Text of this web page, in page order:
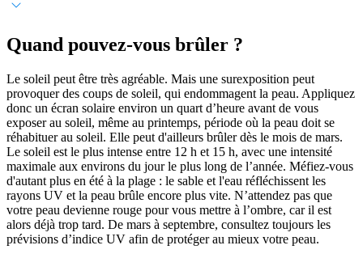
Quand pouvez-vous brûler ?
Le soleil peut être très agréable. Mais une surexposition peut
provoquer des coups de soleil, qui endommagent la peau. Appliquez
donc un écran solaire environ un quart d’heure avant de vous
exposer au soleil, même au printemps, période où la peau doit se
réhabituer au soleil. Elle peut d'ailleurs brûler dès le mois de mars.
Le soleil est le plus intense entre 12 h et 15 h, avec une intensité
maximale aux environs du jour le plus long de l’année. Méfiez-vous
d'autant plus en été à la plage : le sable et l'eau réfléchissent les
rayons UV et la peau brûle encore plus vite. N’attendez pas que
votre peau devienne rouge pour vous mettre à l’ombre, car il est
alors déjà trop tard. De mars à septembre, consultez toujours les
prévisions d’indice UV afin de protéger au mieux votre peau.